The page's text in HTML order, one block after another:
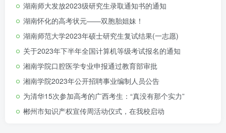
湖南师大发放2023级研究生录取通知书的通知
湖南怀化的高考状元——双胞胎姐妹！
湖南师范大学2023年硕士研究生复试结果(一志愿)
关于2023年下半年全国计算机等级考试报名的通知
湘南学院口腔医学专业申报通过教育部审批
湘南学院2023年公开招聘事业编制人员公告
为清华15次参加高考的广西考生：“真没有那个实力”
郴州市知识产权宣传周活动仪式，在我校启动